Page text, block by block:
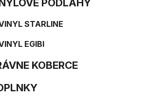
PODLAHY
STARLINE
EGIBI
KOBERCE